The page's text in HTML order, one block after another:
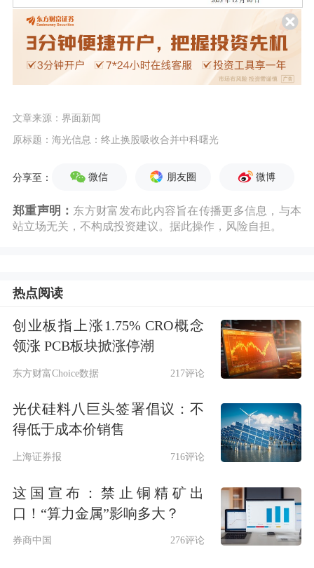
文章来源：界面新闻
原标题：海光信息：终止换股吸收合并中科曙光
分享至： 微信 朋友圈 微博
郑重声明： 东方财富发布此内容旨在传播更多信息，与本
站立场无关，不构成投资建议。据此操作，风险自担。
热点阅读
创业板指上涨1.75% CRO概念
领涨 PCB板块掀涨停潮
东方财富Choice数据 217评论
光伏硅料八巨头签署倡议：不
得低于成本价销售
上海证券报 716评论
这国宣布：禁止铜精矿出
口！“算力金属”影响多大？
券商中国 276评论